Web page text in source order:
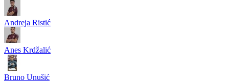
Andreja Ristić
Anes Krdžalić
Bruno Unušić